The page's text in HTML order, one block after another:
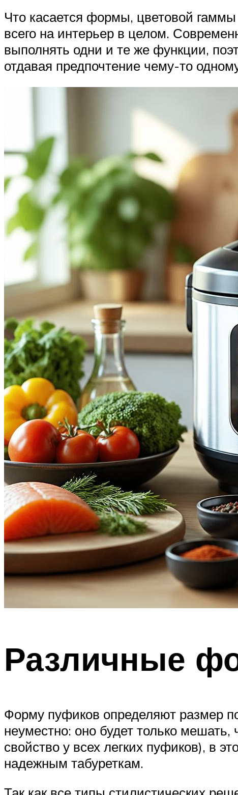
Что касается формы, цветовой
всего на интерьер в целом.
выполнять одни и те же функции,
отдавая предпочтение чему-то
Различные
Форму пуфиков определяют размер
неуместно: оно будет только мешать,
свойство у всех легких пуфиков), в
надежным табуреткам.